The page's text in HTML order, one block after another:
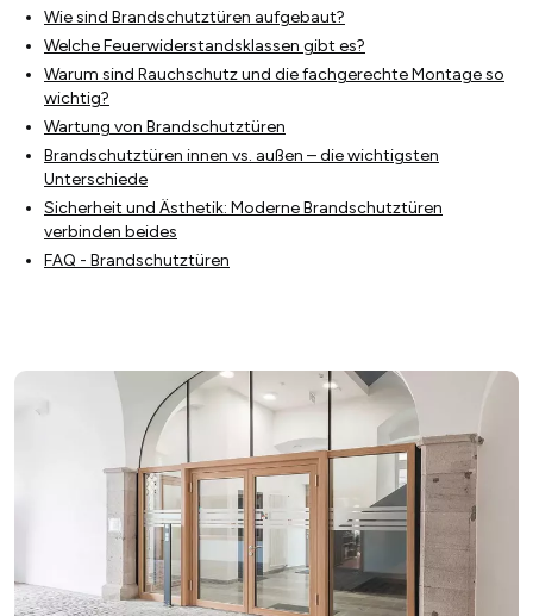
Wie sind Brandschutztüren aufgebaut?
Welche Feuerwiderstandsklassen gibt es?
Warum sind Rauchschutz und die fachgerechte Montage so
wichtig?
Wartung von Brandschutztüren
Brandschutztüren innen vs. außen – die wichtigsten
Unterschiede
Sicherheit und Ästhetik: Moderne Brandschutztüren
verbinden beides
FAQ - Brandschutztüren